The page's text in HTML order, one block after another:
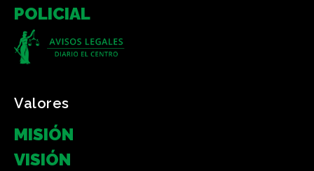
POLICIAL
Valores
MISIÓN
VISIÓN